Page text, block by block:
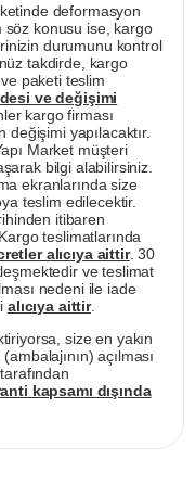
deformasyon
konusu ise, kargo
durumunu kontrol
takdirde, kargo
paketi teslim
ve değişimi
kargo firması
değişimi yapılacaktır.
Market müşteri
bilgi alabilirsiniz.
ekranlarında size
teslim edilecektir.
itibaren
teslimatlarında
alıcıya aittir. 30
ve teslimat
nedeni ile iade
alıcıya aittir.
size en yakın
açılması
kapsamı dışında